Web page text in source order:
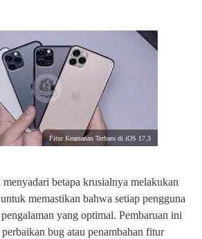
Fitur Keamanan Terbaru di iOS 17.3
menyadari betapa krusialnya melakukan
memastikan bahwa setiap pengguna
yang optimal. Pembaruan ini
bug atau penambahan fitur